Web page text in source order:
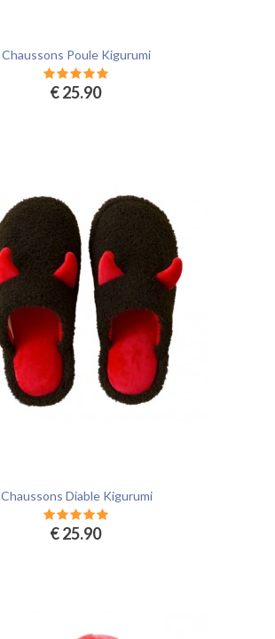
Chaussons Poule Kigurumi
€ 25.90
Chaussons Diable Kigurumi
€ 25.90